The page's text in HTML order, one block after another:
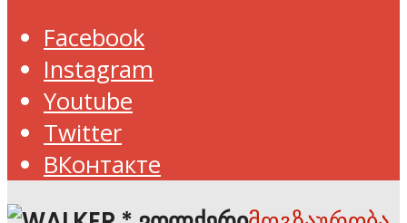
Facebook
Instagram
Youtube
Twitter
ВКонтакте